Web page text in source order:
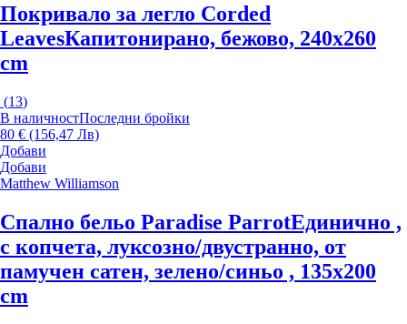
Покривало за легло Corded
LeavesКапитонирано, бежово, 240x260
cm
(13)
В наличностПоследни бройки
80 € (156,47 Лв)
Добави
Добави
Matthew Williamson
Спално бельо Paradise ParrotЕдинично ,
с копчета, луксозно/двустранно, от
памучен сатен, зелено/синьо , 135x200
cm